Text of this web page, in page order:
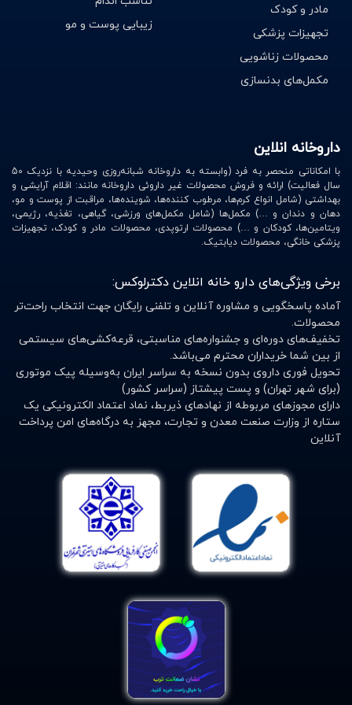
پستانک استفاده می‌کند، ممکن است نیمه‌های شب متوجه
شوید به‌خاطر درآمدن پستانک از دهان به گریه افتاده است.
در کودکان شود. هرچند درصد ابتلا به عفونت گوش میانی از
بدو تولد تا ۶ ماهگی در کمترین حد ممکن است، در صورتی‌که
درصد خطر مرگ ناگهانی نوزاد در این مدت در بیشترین حد
ممکن است. به هرحال ممکن است کودک به پستانک علاقه
زیادی نشان دهد.
سر شیشه چیست؟
در انتخاب شیشه شیر برای نوزاد یکی از عواملی که باید به آن
توجه ویژه ای داشته باشید. انتخاب سرشیشه مناسب برای
شیشه شیر می باشد. شیشه شیرهای موجود در بازار در سایز
ها و مدل های متنوع ساخته و عرضه می شوند. تنها تفاوت
شیشه های شیر سایز و شکل آن هاست. اما در مورد سر
شیشه عوامل متعددی وجود دارد که باعث تنوع زیاد سر
شیشه های شیر شده است.
در گذشته سرشیشه ها را از پلاستیک تهیه می کردند که
محققان با تحقیقات خود متوجه شدند که این سرشیشه ها
برای کودکان مضر بوده و به سلامت کودک آسیب وارد می
نماید. برای این منظور امروزه بیشتر تاکید به استفاده از سر
شکستن سر شیشه و هم چنین انتقال گرما به دست کودک
مادر و کودک
تجهیزات پزشکی
محصولات زناشویی
مکمل‌های بدنسازی
زیبایی پوست و مو
داروخانه انلاین
با امکاناتی منحصر به فرد (وابسته به داروخانه شبانه‌روزی وحیدیه با نزدیک 50
سال فعالیت) ارائه و فروش محصولات غیر داروئی داروخانه مانند: اقلام آرایشی و
بهداشتی (شامل انواع کرم‌ها، مرطوب کننده‌ها، شوینده‌ها، مراقبت از پوست و مو،
دهان و دندان و …) مکمل‌ها (شامل مکمل‌های ورزشی، گیاهی، تغذیه، رژیمی،
ویتامین‌ها، کودکان و …) محصولات ارتوپدی، محصولات مادر و کودک، تجهیزات
پزشکی خانگی، محصولات دیابتیک.
برخی ویژگی‌های دارو خانه انلاین دکترلوکس:
آماده پاسخگویی و مشاوره آنلاین و تلفنی رایگان جهت انتخاب راحت‌تر
محصولات.
تخفیف‌های دوره‌ای و جشنواره‌های مناسبتی، قرعه‌کشی‌های سیستمی
از بین شما خریداران محترم می‌باشد.
تحویل فوری داروی بدون نسخه به سراسر ایران به‌وسیله پیک موتوری
(برای شهر تهران) و پست پیشتاز (سراسر کشور)
دارای مجوزهای مربوطه از نهادهای ذیربط، نماد اعتماد الکترونیکی یک
ستاره از وزارت صنعت معدن و تجارت، مجهز به درگاه‌های امن پرداخت
آنلاین